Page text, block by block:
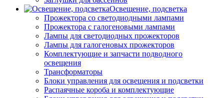
Освещение, подсветка
Прожектора со светодиодными лампами
Прожектора с галогеновыми лампами
Лампы для светодиодных прожекторов
Лампы для галогеновых прожекторов
Комплектующие и запчасти подводного
освещения
Трансформаторы
Блоки управления для освещения и подсветки
Распаячные короба и комплектующие